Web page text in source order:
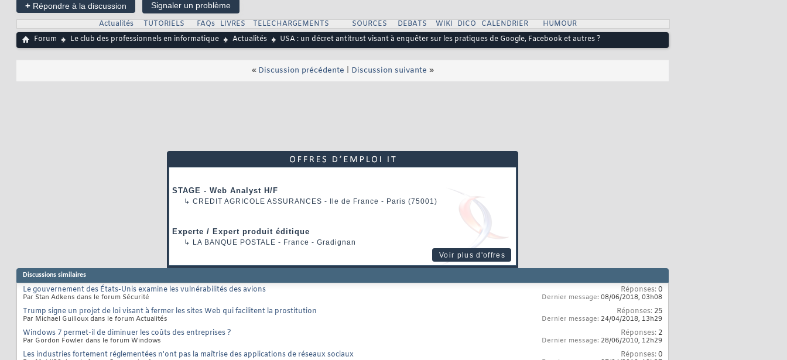
+ Répondre à la discussion
Signaler un problème
Actualités
TUTORIELS FAQs LIVRES TELECHARGEMENTS SOURCES DEBATS WIKI DICO CALENDRIER
HUMOUR
Forum
Le club des professionnels en informatique Actualités USA : un décret antitrust visant à enquêter sur les pratiques de Google, Facebook et autres ?
« Discussion précédente Discussion suivante »
STAGE - Web Analyst H/F
↳ CREDIT AGRICOLE ASSURANCES - Ile de France - Paris (75001)
Experte / Expert produit éditique
↳ LA BANQUE POSTALE - France - Gradignan
Voir plus d'offres
Discussions similaires
Le gouvernement des États-Unis examine les vulnérabilités des avions
Par Stan Adkens dans le forum Sécurité
Réponses:0
Dernier message: 08/06/2018, 03h08
Trump signe un projet de loi visant à fermer les sites Web qui facilitent la prostitution
Par Michael Guilloux dans le forum Actualités
Réponses: 25
Dernier message: 24/04/2018, 13h29
Windows 7 permet-il de diminuer les coûts des entreprises ?
Par Gordon Fowler dans le forum Windows
Réponses: 2
Dernier message: 28/06/2010, 12h29
Les industries fortement réglementées n'ont pas la maîtrise des applications de réseaux sociaux Réponses:0